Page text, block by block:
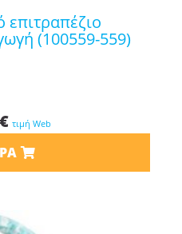
(100559-559)
€ τιμή Web